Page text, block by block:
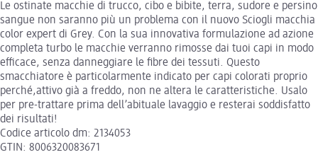
Le ostinate macchie di trucco, cibo e bibite, terra, sudore e persino
sangue non saranno più un problema con il nuovo Sciogli macchia
color expert di Grey. Con la sua innovativa formulazione ad azione
completa turbo le macchie verranno rimosse dai tuoi capi in modo
efficace, senza danneggiare le fibre dei tessuti. Questo
smacchiatore è particolarmente indicato per capi colorati proprio
perché,attivo già a freddo, non ne altera le caratteristiche. Usalo
per pre-trattare prima dell’abituale lavaggio e resterai soddisfatto
dei risultati!
Codice articolo dm: 2134053
GTIN: 8006320083671